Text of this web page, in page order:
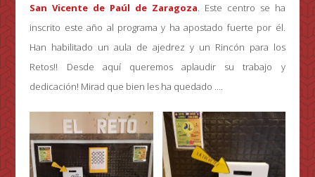
San Vicente de Paúl de Zaragoza . Este centro se ha
inscrito este año al programa y ha apostado fuerte por él.
Han habilitado un aula de ajedrez y un Rincón para los
Retos!! Desde aquí queremos aplaudir su trabajo y
dedicación! Mirad que bien les ha quedado ….